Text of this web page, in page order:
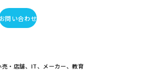
問い合わせ
・店舗、IT、メーカー、教育